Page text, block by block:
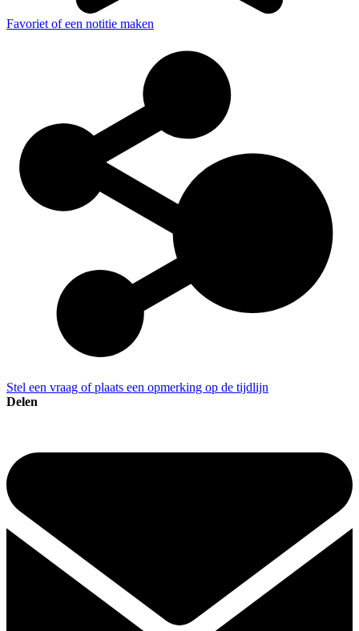
Favoriet of een notitie maken
Stel een vraag of plaats een opmerking op de tijdlijn
Delen